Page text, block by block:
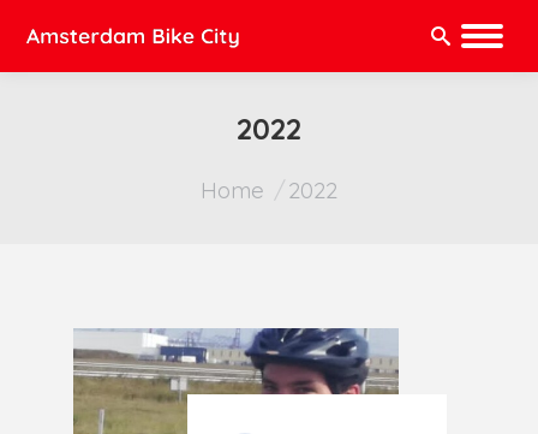
Zoeken:
2022
Home 2022